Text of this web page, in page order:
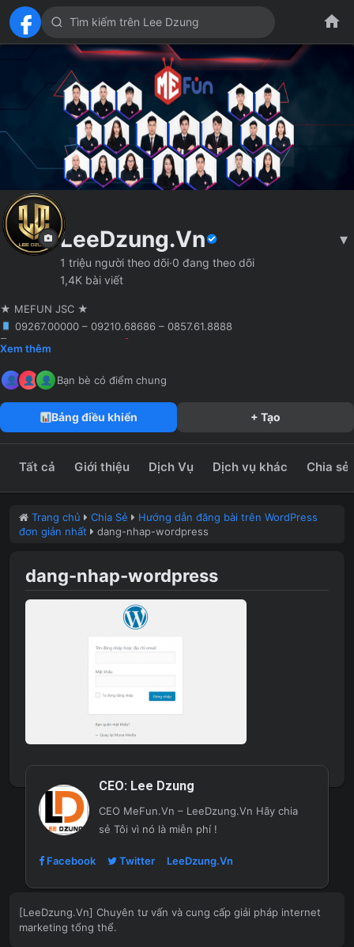
LeeDzung.Vn ▾
1 triệu người theo dõi·0 đang theo dõi
1,4K bài viết
★ MEFUN JSC ★
09267.00000 – 09210.68686 – 0857.61.8888
🖥 Agency truyền thông
leedzung.vn
Xem thêm
Bạn bè có điểm chung
Bảng điều khiển + Tạo
Tất cả Giới thiệu Dịch Vụ Dịch vụ khác Chia sẻ
Trang chủ Chia Sẻ
Hướng dẫn đăng bài trên WordPress
đơn giản nhất
dang-nhap-wordpress
dang-nhap-wordpress
CEO: Lee Dzung
CEO MeFun.Vn – LeeDzung.Vn Hãy chia
sẻ Tôi vì nó là miễn phí !
Facebook Twitter LeeDzung.Vn
[LeeDzung.Vn] Chuyên tư vấn và cung cấp giải pháp internet
marketing tổng thể.